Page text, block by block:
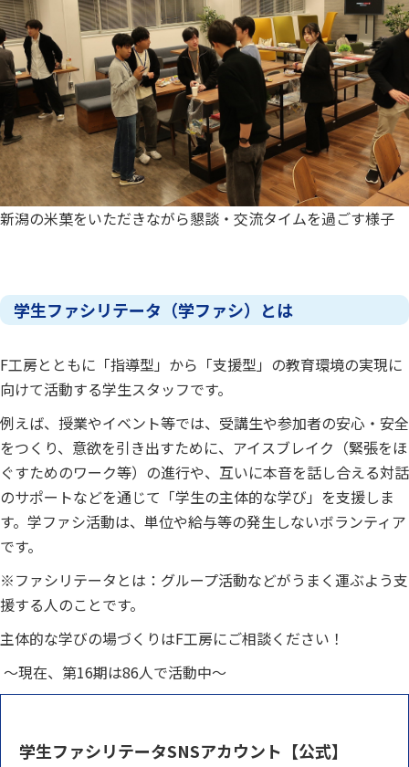
新潟の米菓をいただきながら懇談・交流タイムを過ごす様子
学生ファシリテータ（学ファシ）とは
F工房とともに「指導型」から「支援型」の教育環境の実現に
向けて活動する学生スタッフです。
例えば、授業やイベント等では、受講生や参加者の安心・安全
をつくり、意欲を引き出すために、アイスブレイク（緊張をほ
ぐすためのワーク等）の進行や、互いに本音を話し合える対話
のサポートなどを通じて「学生の主体的な学び」を支援しま
す。学ファシ活動は、単位や給与等の発生しないボランティア
です。
※ファシリテータとは：グループ活動などがうまく運ぶよう支
援する人のことです。
主体的な学びの場づくりはF工房にご相談ください！
～現在、第16期は86人で活動中～
学生ファシリテータSNSアカウント【公式】